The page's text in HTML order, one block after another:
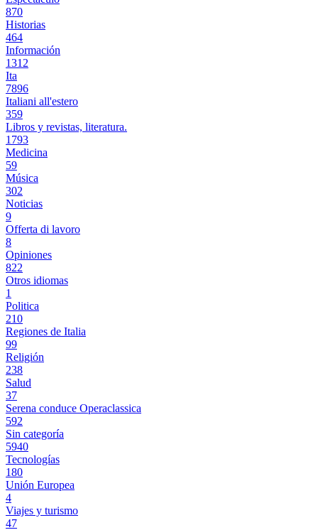
870
Historias
464
Información
1312
Ita
7896
Italiani all'estero
359
Libros y revistas, literatura.
1793
Medicina
59
Música
302
Noticias
9
Offerta di lavoro
8
Opiniones
822
Otros idiomas
1
Politica
210
Regiones de Italia
99
Religión
238
Salud
37
Serena conduce Operaclassica
592
Sin categoría
5940
Tecnologías
180
Unión Europea
4
Viajes y turismo
47